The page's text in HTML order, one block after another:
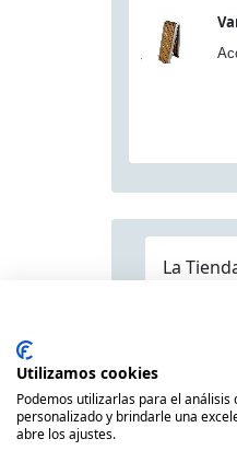
La
Náuticas
Nuestras
Utilizamos cookies
Podemos utilizarlas para el
personalizado y brindarle una
abre los ajustes.